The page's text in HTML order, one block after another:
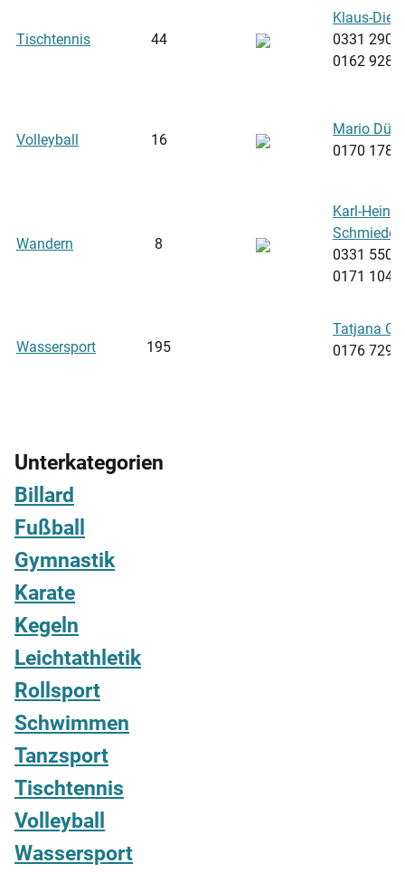
Tischtennis 44
Klaus-
0331
0162
Volleyball 16
Mario
‭0170
Wandern 8
Karl-Heinz
0331
0171
Wassersport 195
Tatjana
0176
Unterkategorien
Billard
Fußball
Gymnastik
Karate
Kegeln
Leichtathletik
Rollsport
Schwimmen
Tanzsport
Tischtennis
Volleyball
Wassersport